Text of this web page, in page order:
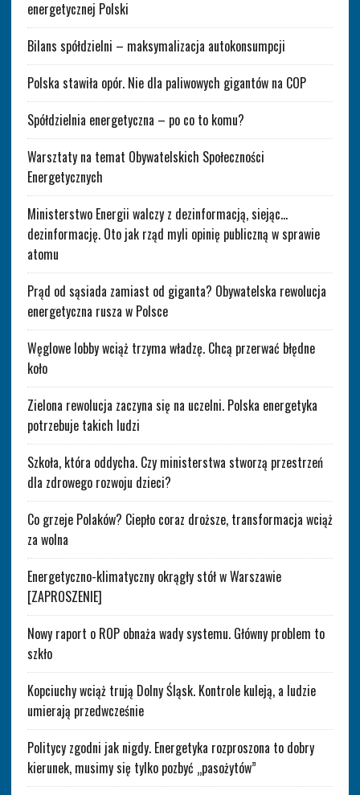
energetycznej Polski
Bilans spółdzielni – maksymalizacja autokonsumpcji
Polska stawiła opór. Nie dla paliwowych gigantów na COP
Spółdzielnia energetyczna – po co to komu?
Warsztaty na temat Obywatelskich Społeczności
Energetycznych
Ministerstwo Energii walczy z dezinformacją, siejąc…
dezinformację. Oto jak rząd myli opinię publiczną w sprawie
atomu
Prąd od sąsiada zamiast od giganta? Obywatelska rewolucja
energetyczna rusza w Polsce
Węglowe lobby wciąż trzyma władzę. Chcą przerwać błędne
koło
Zielona rewolucja zaczyna się na uczelni. Polska energetyka
potrzebuje takich ludzi
Szkoła, która oddycha. Czy ministerstwa stworzą przestrzeń
dla zdrowego rozwoju dzieci?
Co grzeje Polaków? Ciepło coraz droższe, transformacja wciąż
za wolna
Energetyczno-klimatyczny okrągły stół w Warszawie
[ZAPROSZENIE]
Nowy raport o ROP obnaża wady systemu. Główny problem to
szkło
Kopciuchy wciąż trują Dolny Śląsk. Kontrole kuleją, a ludzie
umierają przedwcześnie
Politycy zgodni jak nigdy. Energetyka rozproszona to dobry
kierunek, musimy się tylko pozbyć „pasożytów”